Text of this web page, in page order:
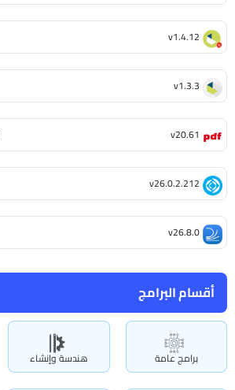
أقسام البرامج
برامج عامة هندسة وإنشاء
v1.4.12
v1.3.3
v20.61
v26.0.2.212
v26.8.0